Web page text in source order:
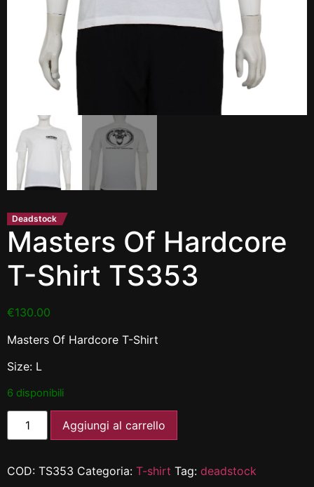
Deadstock
Masters Of Hardcore
T-Shirt TS353
€130.00
Masters Of Hardcore T-Shirt
Size: L
6 disponibili
Aggiungi al carrello
COD: TS353 Categoria: T-shirt Tag: deadstock